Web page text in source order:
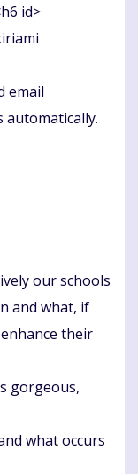
id>
email
automatically.
our schools
and what, if
their
gorgeous,
what occurs